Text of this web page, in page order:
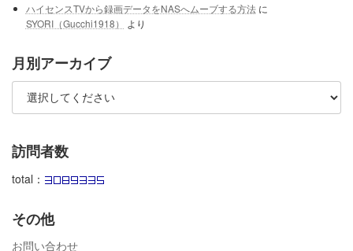
ハイセンスTVから録画データをNASへムーブする方法に
SYORI（Gucchi1918）
より
月別アーカイブ
訪問者数
total：
その他
お問い合わせ